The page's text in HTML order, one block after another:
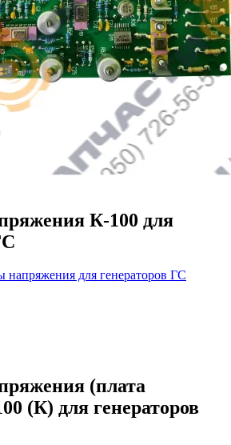
К-100 для
напряжения для генераторов ГС
(плата
(К) для генераторов